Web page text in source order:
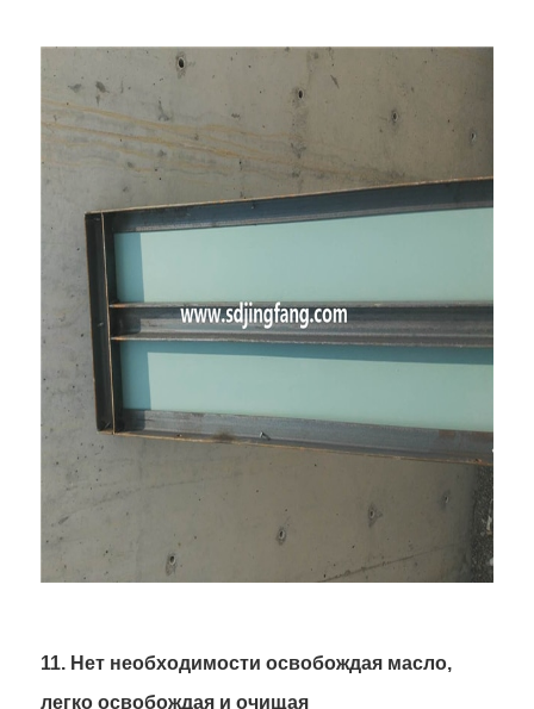
11. Нет необходимости освобождая масло,
легко освобождая и очищая